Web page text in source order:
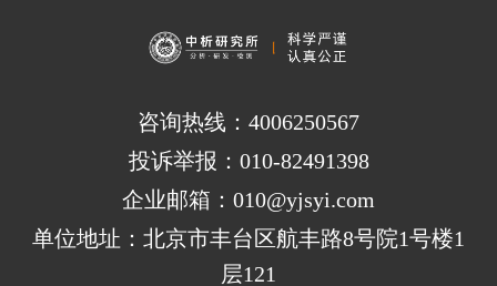
咨询热线：4006250567
投诉举报：010-82491398
企业邮箱：010@yjsyi.com
单位地址：北京市丰台区航丰路8号院1号楼1
层121